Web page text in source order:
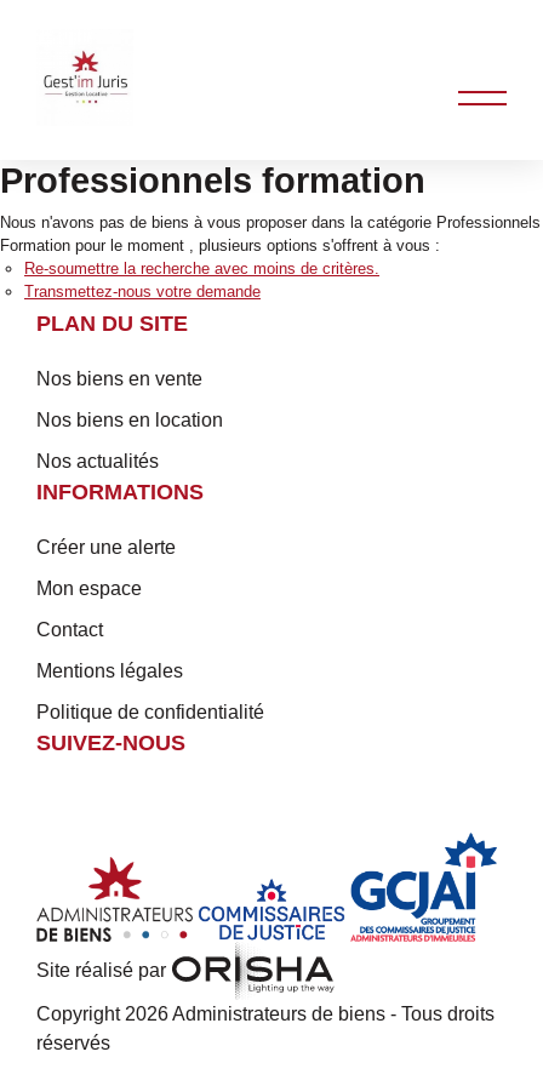
Professionnels formation
Nous n'avons pas de biens à vous proposer dans la catégorie Professionnels
Formation pour le moment , plusieurs options s'offrent à vous :
Re-soumettre la recherche avec moins de critères.
Transmettez-nous votre demande
PLAN DU SITE
Nos biens en vente
Nos biens en location
Nos actualités
INFORMATIONS
Créer une alerte
Mon espace
Contact
Mentions légales
Politique de confidentialité
SUIVEZ-NOUS
Site réalisé par
Copyright 2026 Administrateurs de biens - Tous droits
réservés